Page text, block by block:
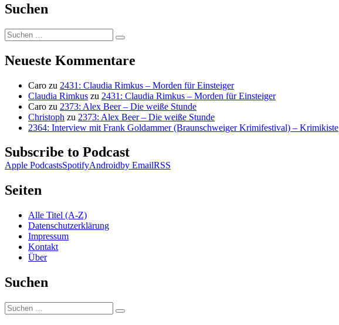
Suchen
Suchen
nach:
Suchen
Neueste Kommentare
Caro zu 2431: Claudia Rimkus – Morden für Einsteiger
Claudia Rimkus zu 2431: Claudia Rimkus – Morden für Einsteiger
Caro zu 2373: Alex Beer – Die weiße Stunde
Christoph zu 2373: Alex Beer – Die weiße Stunde
2364: Interview mit Frank Goldammer (Braunschweiger Krimifestival) – Krimikiste
Subscribe to Podcast
Apple PodcastsSpotifyAndroidby EmailRSS
Seiten
Alle Titel (A-Z)
Datenschutzerklärung
Impressum
Kontakt
Über
Suchen
Suchen
nach:
Suchen